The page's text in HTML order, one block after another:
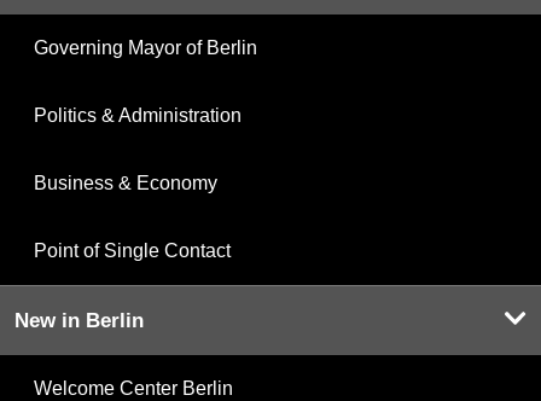
Governing Mayor of Berlin
Politics & Administration
Business & Economy
Point of Single Contact
New in Berlin
Welcome Center Berlin